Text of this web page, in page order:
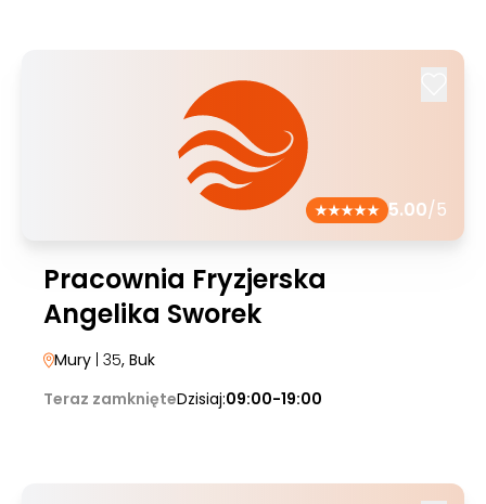
5.00/5
Pracownia Fryzjerska
Angelika Sworek
Mury | 35, Buk
Teraz zamknięteDzisiaj:09:00-19:00